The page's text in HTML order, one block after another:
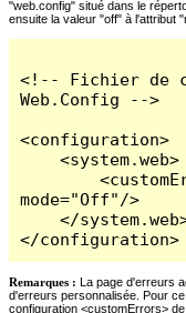
"web.config" situé dans le
ensuite la valeur "off" à l'attribut
<!-- Fichier de
Web.Config -->
<configuration>
    <system.web>
        <customErrors
mode="Off"/>
    </system.web>
</configuration>
Remarques : La page d'erreurs
d'erreurs personnalisée. Pour
configuration <customErrors>